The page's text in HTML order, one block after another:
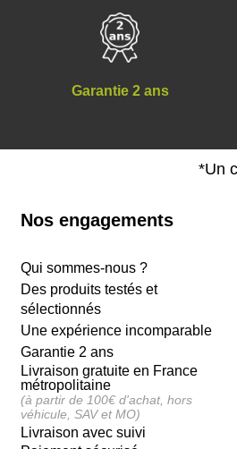
Garantie 2 ans
*Un
Nos engagements
Qui sommes-nous ?
Des produits testés et
sélectionnés
Une expérience incomparable
Garantie 2 ans
Livraison gratuite en France
métropolitaine
(à partir de 100€ d'achat, hors
véhicule, SAV et MO)
Livraison avec suivi